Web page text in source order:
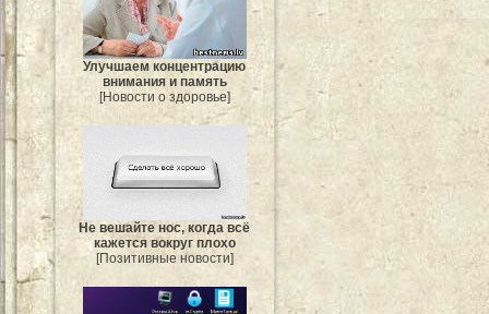
Улучшаем концентрацию
внимания и память
[Новости о здоровье]
Не вешайте нос, когда всё
кажется вокруг плохо
[Позитивные новости]